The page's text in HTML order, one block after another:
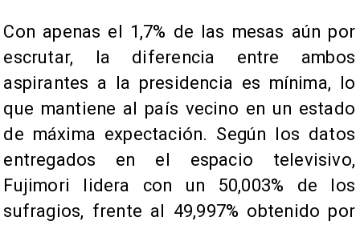
Con apenas el 1,7% de las mesas aún por
escrutar, la diferencia entre ambos
aspirantes a la presidencia es mínima, lo
que mantiene al país vecino en un estado
de máxima expectación. Según los datos
entregados en el espacio televisivo,
Fujimori lidera con un 50,003% de los
sufragios, frente al 49,997% obtenido por